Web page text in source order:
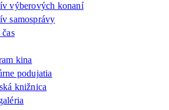
výberových konaní
samosprávy
kina
podujatia
knižnica